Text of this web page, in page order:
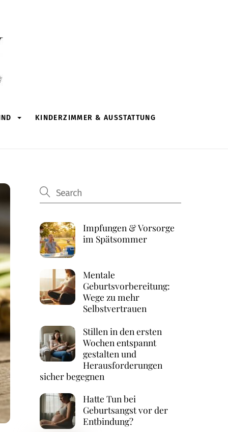
KINDERZIMMER & AUSSTATTUNG
Impfungen & Vorsorge
im Spätsommer
Mentale
Geburtsvorbereitung:
Wege zu mehr
Selbstvertrauen
Stillen in den ersten
Wochen entspannt
gestalten und
Herausforderungen
sicher begegnen
Hatte Tun bei
Geburtsangst vor der
Entbindung?